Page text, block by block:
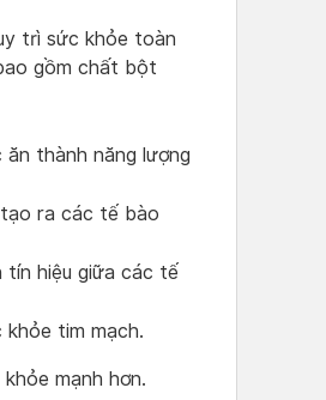
trì sức khỏe toàn
gồm chất bột
thành năng lượng
ra các tế bào
tín hiệu giữa các tế
tim mạch.
mạnh hơn.